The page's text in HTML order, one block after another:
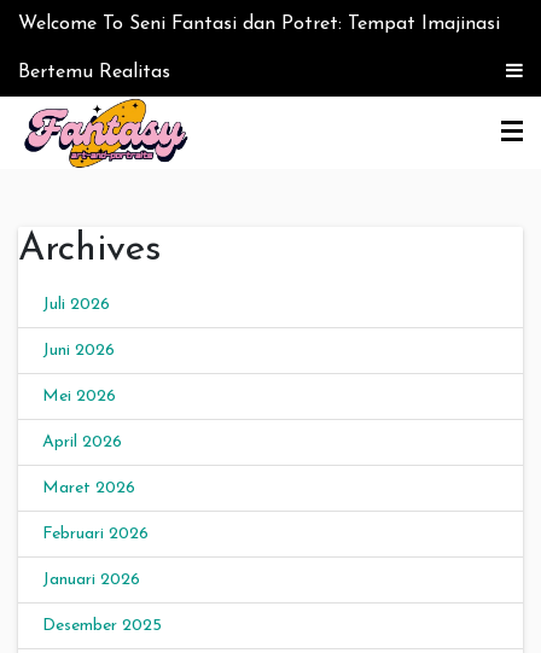
Skip to content
Welcome To Seni Fantasi dan Potret: Tempat Imajinasi
Bertemu Realitas
Tempat Imajinasi
Bertemu Realitas
Archives
Juli 2026
Juni 2026
Mei 2026
April 2026
Maret 2026
Februari 2026
Januari 2026
Desember 2025